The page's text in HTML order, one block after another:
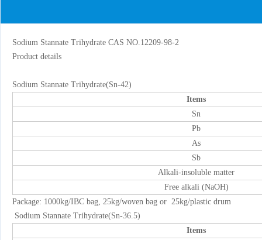
Sodium Stannate Trihydrate CAS NO.12209-98-2
Product details
Sodium Stannate Trihydrate(Sn-42)
Items
Sn
Pb
As
Sb
Alkali-insoluble matter
Free alkali (NaOH)
Package: 1000kg/IBC bag, 25kg/woven bag or 25kg/plastic drum
Sodium Stannate Trihydrate(Sn-36.5)
Items